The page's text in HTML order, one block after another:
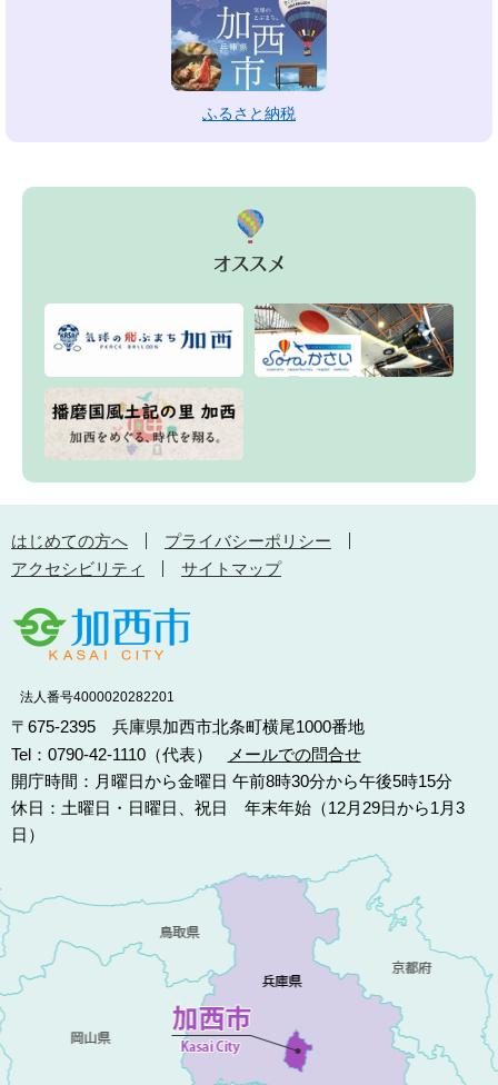
ふるさと納税
はじめての方へ
プライバシーポリシー
アクセシビリティ
サイトマップ
法人番号4000020282201
〒675-2395 兵庫県加西市北条町横尾1000番地
Tel：0790-42-1110（代表）
メールでの問合せ
開庁時間：月曜日から金曜日 午前8時30分から午後5時15分
休日：土曜日・日曜日、祝日 年末年始（12月29日から1月3
日）